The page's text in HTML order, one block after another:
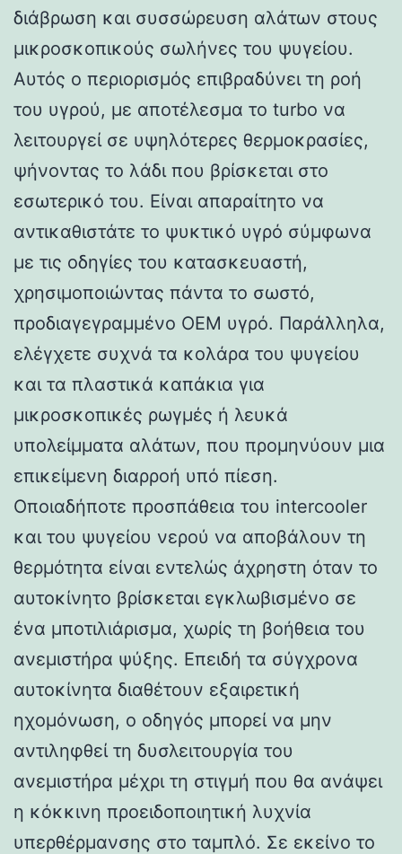
διάβρωση και συσσώρευση αλάτων στους
μικροσκοπικούς σωλήνες του ψυγείου.
Αυτός ο περιορισμός επιβραδύνει τη ροή
του υγρού, με αποτέλεσμα το turbo να
λειτουργεί σε υψηλότερες θερμοκρασίες,
ψήνοντας το λάδι που βρίσκεται στο
εσωτερικό του. Είναι απαραίτητο να
αντικαθιστάτε το ψυκτικό υγρό σύμφωνα
με τις οδηγίες του κατασκευαστή,
χρησιμοποιώντας πάντα το σωστό,
προδιαγεγραμμένο OEM υγρό. Παράλληλα,
ελέγχετε συχνά τα κολάρα του ψυγείου
και τα πλαστικά καπάκια για
μικροσκοπικές ρωγμές ή λευκά
υπολείμματα αλάτων, που προμηνύουν μια
επικείμενη διαρροή υπό πίεση.
Οποιαδήποτε προσπάθεια του intercooler
και του ψυγείου νερού να αποβάλουν τη
θερμότητα είναι εντελώς άχρηστη όταν το
αυτοκίνητο βρίσκεται εγκλωβισμένο σε
ένα μποτιλιάρισμα, χωρίς τη βοήθεια του
ανεμιστήρα ψύξης. Επειδή τα σύγχρονα
αυτοκίνητα διαθέτουν εξαιρετική
ηχομόνωση, ο οδηγός μπορεί να μην
αντιληφθεί τη δυσλειτουργία του
ανεμιστήρα μέχρι τη στιγμή που θα ανάψει
η κόκκινη προειδοποιητική λυχνία
υπερθέρμανσης στο ταμπλό. Σε εκείνο το